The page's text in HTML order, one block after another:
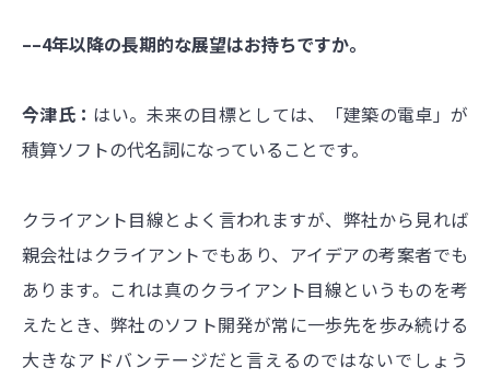
––4年以降の長期的な展望はお持ちですか。
今津氏： はい。未来の目標としては、「建築の電卓」が
積算ソフトの代名詞になっていることです。
クライアント目線とよく言われますが、弊社から見れば
親会社はクライアントでもあり、アイデアの考案者でも
あります。これは真のクライアント目線というものを考
えたとき、弊社のソフト開発が常に一歩先を歩み続ける
大きなアドバンテージだと言えるのではないでしょう